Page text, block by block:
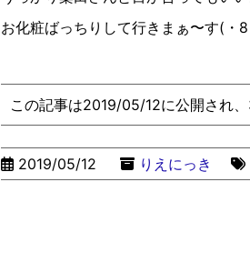
お化粧ばっちりして行きまぁ〜す( ・ 8
この記事は2019/05/12に公開され
2019/05/12 りえにっき